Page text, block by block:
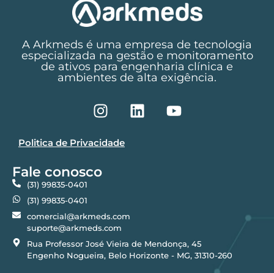
A Arkmeds é uma empresa de tecnologia
especializada na gestão e monitoramento
de ativos para engenharia clínica e
ambientes de alta exigência.
Politica de Privacidade
Fale conosco
(31) 99835-0401
(31) 99835-0401
comercial@arkmeds.com
suporte@arkmeds.com
Rua Professor José Vieira de Mendonça, 45
Engenho Nogueira, Belo Horizonte - MG, 31310-260